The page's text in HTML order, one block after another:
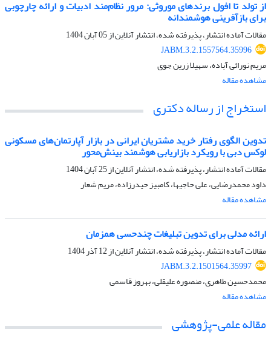
از تولد تا افول برندهای موروثی: مرور نظام‌مند ادبیات و ارائه چارچوبی
برای بازآفرینی هوشمندانه
مقالات آماده انتشار، پذیرفته شده، انتشار آنلاین از05 آبان 1404
JABM.3.2.1557564.35996
مریم نورائی آباده، سهیلا زرین جوی
مشاهده مقاله
استخراج از رساله دکتری
تدوین الگوی رفتار خرید مشتریان ایرانی در بازار آپارتمان‌های مسکونی
لوکس دبی با رویکرد بازاریابی هوشمند بینش‌‏محور
مقالات آماده انتشار، پذیرفته شده، انتشار آنلاین از25 آبان 1404
داود محمدرضایی، علی حاجیها، کامبیز حیدرزاده، مریم شعار
مشاهده مقاله
ارائه مدلی برای تدوین تبلیغات چندحسی همزمان
مقالات آماده انتشار، پذیرفته شده، انتشار آنلاین از12 آذر 1404
JABM.3.2.1501564.35997
محمدحسین طاهری، منصوره علیقلی، بهروز قاسمی
مشاهده مقاله
مقاله علمی-پژوهشی